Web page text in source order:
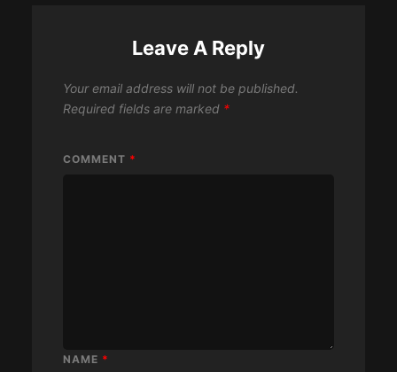
Leave A Reply
Your email address will not be published.
Required fields are marked *
COMMENT *
NAME *